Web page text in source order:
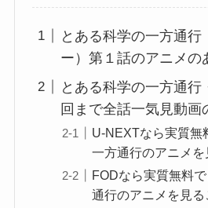
とある科学の一方通行
ー）第１話のアニメの
とある科学の一方通行
回まで全話一気見動画
U-NEXTなら実質無
一方通行のアニメ
FODなら実質無料
通行のアニメを見